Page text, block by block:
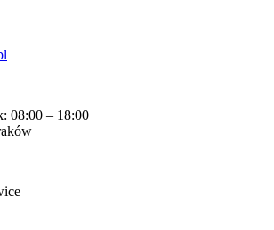
08:00 – 18:00